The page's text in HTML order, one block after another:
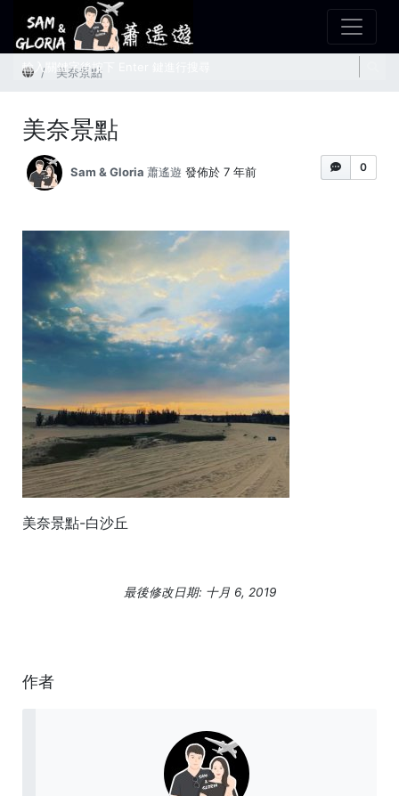
首頁 美奈景點
美奈景點
0
Sam & Gloria 蕭遙遊 發佈於 7 年前
美奈景點-白沙丘
最後修改日期: 十月 6, 2019
作者